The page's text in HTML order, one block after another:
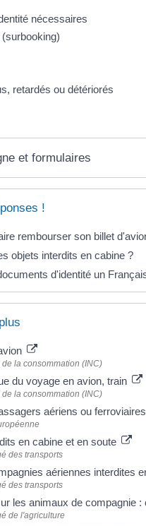
nécessaires
retardés ou détériorés
et formulaires
!
rembourser son billet
objets interdits en cabine ?
d'identité un
la consommation (INC)
du voyage en avion, train
la consommation (INC)
aériens ou
en cabine et en soute
des transports
aériennes interdites
des transports
les animaux de compagnie
de l'agriculture